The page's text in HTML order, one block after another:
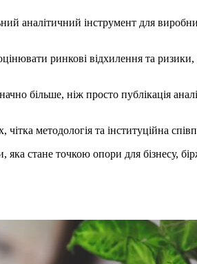
аналітичний інструмент для
ринкові відхилення та
більше, ніж просто публікація
методологія та інституційна
яка стане точкою опори для бізнесу,